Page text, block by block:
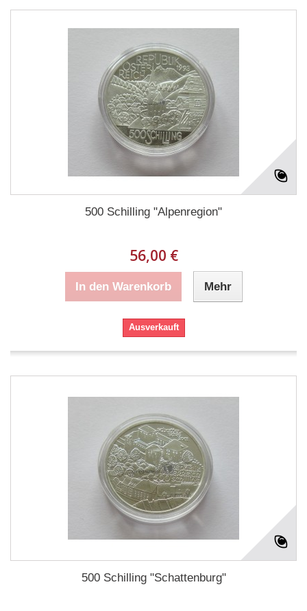
500 Schilling "Alpenregion"
56,00 €
In den Warenkorb Mehr
Ausverkauft
500 Schilling "Schattenburg"